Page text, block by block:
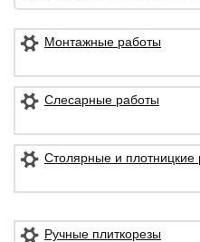
Монтажные работы
Слесарные работы
Столярные и плотницкие
Ручные плиткорезы